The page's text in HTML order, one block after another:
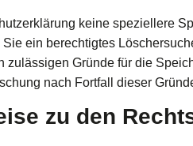
keine speziellere
ein berechtigtes
zulässigen Gründe für die
nach Fortfall dieser
zu den